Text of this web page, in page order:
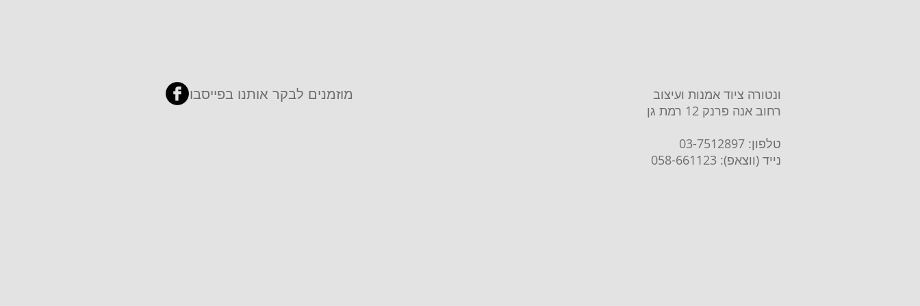
מוזמנים לבקר אותנו בפייסבוק
ונטורה ציוד אמנות ועיצוב
רחוב אנה פרנק 12 רמת גן
טלפון: 03-7512897
נייד (ווצאפ): 058-661123